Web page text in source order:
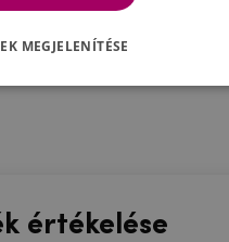
értékelése
MEGJELENÍTÉSE